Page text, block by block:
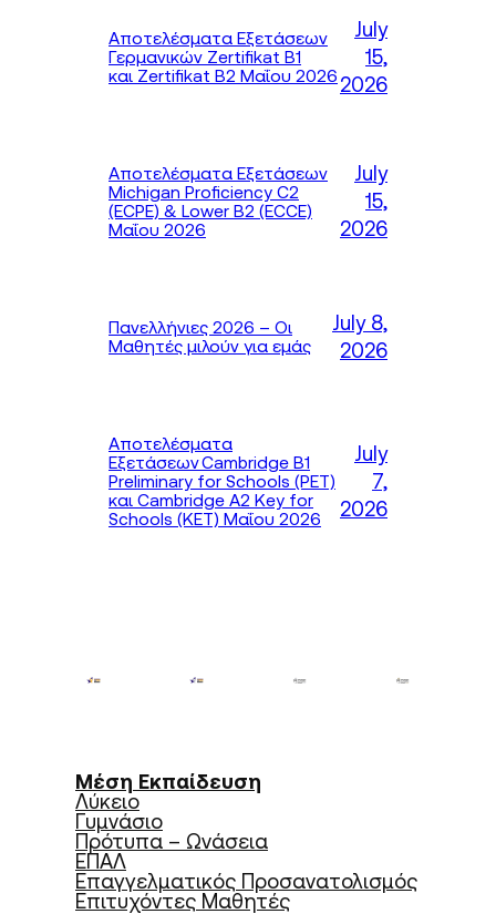
Αποτελέσματα Εξετάσεων
Γερμανικών Zertifikat B1
και Zertifikat B2 Μαΐου 2026
July
15,
2026
Αποτελέσματα Εξετάσεων
Michigan Proficiency C2
(ECPE) & Lower B2 (ECCE)
Μαΐου 2026
July
15,
2026
Πανελλήνιες 2026 – Οι
Μαθητές μιλούν για εμάς
July 8,
2026
Αποτελέσματα
Εξετάσεων Cambridge B1
Preliminary for Schools (PET)
και Cambridge A2 Key for
Schools (KET) Μαΐου 2026
July
7,
2026
Μέση Εκπαίδευση
Λύκειο
Γυμνάσιο
Πρότυπα – Ωνάσεια
ΕΠΑΛ
Επαγγελματικός Προσανατολισμός
Επιτυχόντες Μαθητές